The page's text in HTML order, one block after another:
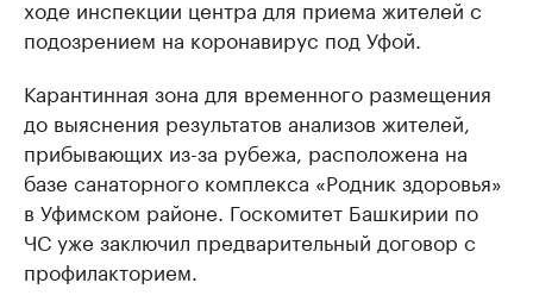
ходе инспекции центра для приема жителей с
подозрением на коронавирус под Уфой.
Карантинная зона для временного размещения
до выяснения результатов анализов жителей,
прибывающих из-за рубежа, расположена на
базе санаторного комплекса «Родник здоровья»
в Уфимском районе. Госкомитет Башкирии по
ЧС уже заключил предварительный договор с
профилакторием.